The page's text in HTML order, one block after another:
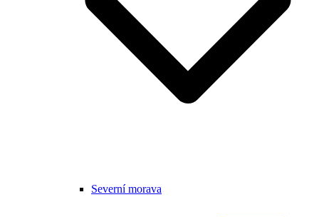
Severní morava